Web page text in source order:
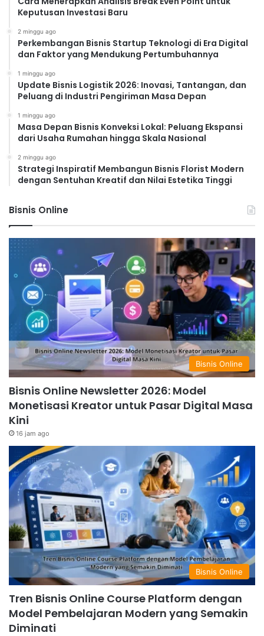
Keputusan Investasi Baru
2 minggu ago
Perkembangan Bisnis Startup Teknologi di Era Digital
dan Faktor yang Mendukung Pertumbuhannya
1 minggu ago
Update Bisnis Logistik 2026: Inovasi, Tantangan, dan
Peluang di Industri Pengiriman Masa Depan
1 minggu ago
Masa Depan Bisnis Konveksi Lokal: Peluang Ekspansi
dari Usaha Rumahan hingga Skala Nasional
2 minggu ago
Strategi Inspiratif Membangun Bisnis Florist Modern
dengan Sentuhan Kreatif dan Nilai Estetika Tinggi
Bisnis Online
Bisnis Online
Bisnis Online Newsletter 2026: Model
Monetisasi Kreator untuk Pasar Digital Masa
Kini
16 jam ago
Bisnis Online
Tren Bisnis Online Course Platform dengan
Model Pembelajaran Modern yang Semakin
Diminati